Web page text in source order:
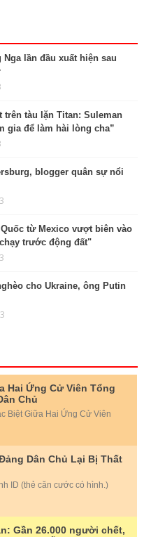
lần đầu xuất hiện sau
trên tàu lặn Titan: Suleman
gia để làm hài lòng cha”
blogger quân sự nổi
từ Mexico vượt biên vào
trước động đất"
cho Ukraine, ông Putin
Hai Ứng Cử Viên Tổng
Chủ
Biệt Giữa Hai Ứng Cử Viên
Dân Chủ Lại Bị Thất
ID (thẻ căn cước có hình.)
Gần 26.000 người chết,